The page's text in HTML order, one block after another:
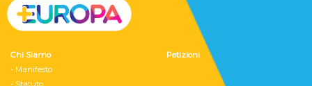
Chi Siamo
- Manifesto
Petizioni